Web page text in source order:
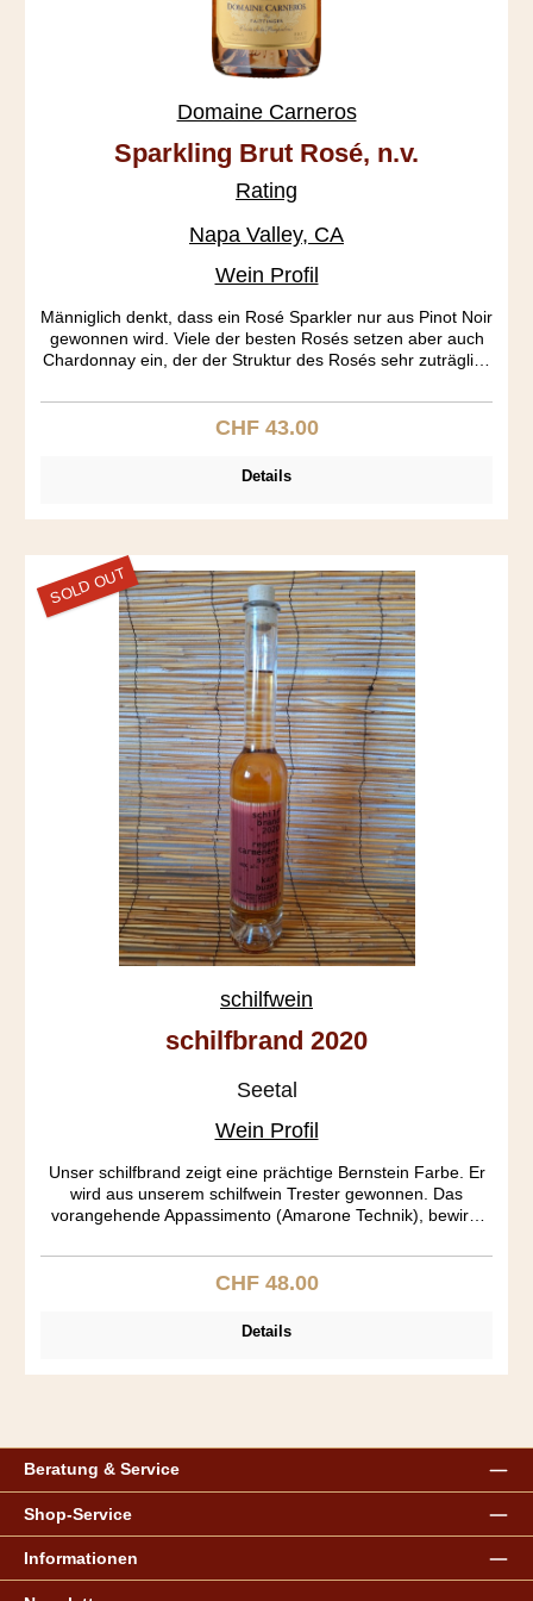
Domaine Carneros
Sparkling Brut Rosé, n.v.
Rating
Napa Valley, CA
Wein Profil
Männiglich denkt, dass ein Rosé Sparkler nur aus Pinot Noir
gewonnen wird. Viele der besten Rosés setzen aber auch
Chardonnay ein, der der Struktur des Rosés sehr zuträglich
Traubenschalen für ein paar Tage auf dem Pressgut
belassen, was die aromatische Ausbeute erhöht. Die
Regulärer Preis:
CHF 43.00
Details
SOLD OUT
schilfwein
schilfbrand 2020
Seetal
Wein Profil
Unser schilfbrand zeigt eine prächtige Bernstein Farbe. Er
wird aus unserem schilfwein Trester gewonnen. Das
vorangehende Appassimento (Amarone Technik), bewirkt
und zeigt samtene Anklänge mit einem zarten
Süsskomplex.
Regulärer Preis:
CHF 48.00
Details
Beratung & Service
Shop-Service
Informationen